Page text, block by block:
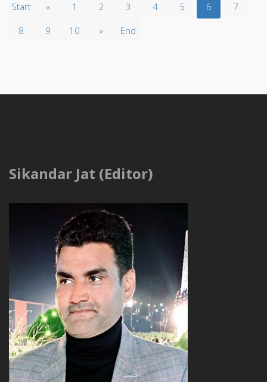
Start « 1 2 3 4 5 6
7
8
9 10 » End
Sikandar Jat (Editor)